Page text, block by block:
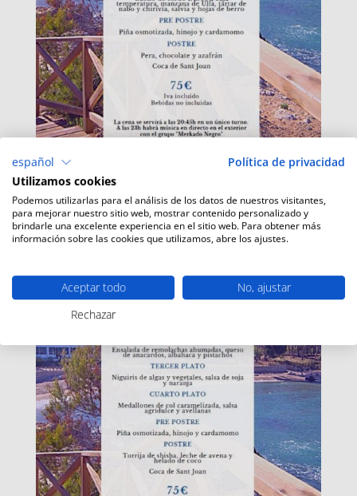
español
Política de privacidad
Utilizamos cookies
Podemos utilizarlas para el análisis de los datos de nuestros visitantes,
para mejorar nuestro sitio web, mostrar contenido personalizado y
brindarle una excelente experiencia en el sitio web. Para obtener más
información sobre las cookies que utilizamos, abre los ajustes.
Aceptar todo
No, ajustar
Rechazar